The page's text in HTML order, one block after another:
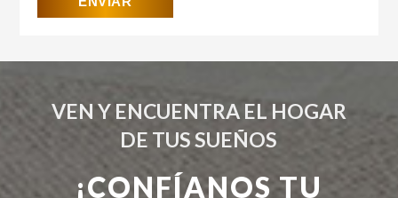
VEN Y ENCUENTRA EL HOGAR
DE TUS SUEÑOS
¡CONFÍANOS TU